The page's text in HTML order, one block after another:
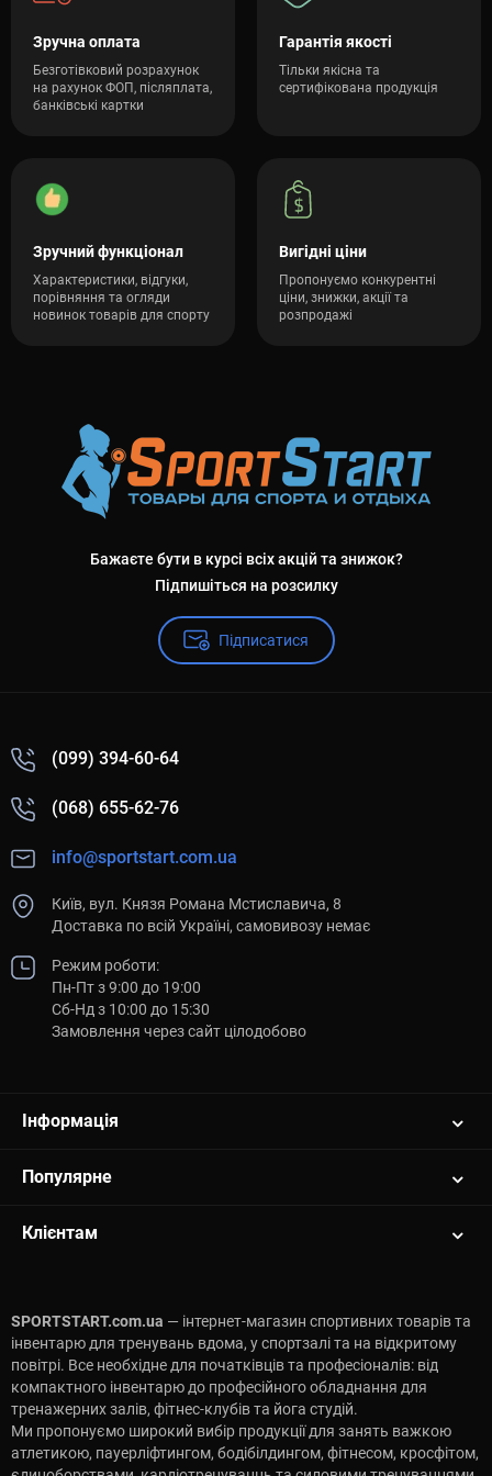
Зручна оплата
Безготівковий розрахунок
на рахунок ФОП, післяплата,
банківські картки
Гарантія якості
Тільки якісна та
сертифікована продукція
Зручний функціонал
Характеристики, відгуки,
порівняння та огляди
новинок товарів для спорту
Вигідні ціни
Пропонуємо конкурентні
ціни, знижки, акції та
розпродажі
Бажаєте бути в курсі всіх акцій та знижок?
Підпишіться на розсилку
Підписатися
(099) 394-60-64
(068) 655-62-76
info@sportstart.com.ua
Київ, вул. Князя Романа Мстиславича, 8
Доставка по всій Україні, самовивозу немає
Режим роботи:
Пн-Пт з 9:00 до 19:00
Сб-Нд з 10:00 до 15:30
Замовлення через сайт цілодобово
Інформація
Популярне
Клієнтам
SPORTSTART.com.ua — інтернет-магазин спортивних товарів та
інвентарю для тренувань вдома, у спортзалі та на відкритому
повітрі. Все необхідне для початківців та професіоналів: від
компактного інвентарю до професійного обладнання для
тренажерних залів, фітнес-клубів та йога студій.
Ми пропонуємо широкий вибір продукції для занять важкою
атлетикою, пауерліфтингом, бодібілдингом, фітнесом, кросфітом,